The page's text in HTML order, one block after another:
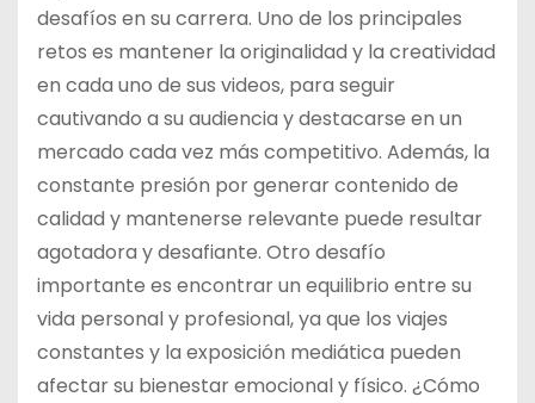
desafíos en su carrera. Uno de los principales
retos es mantener la originalidad y la creatividad
en cada uno de sus videos, para seguir
cautivando a su audiencia y destacarse en un
mercado cada vez más competitivo. Además, la
constante presión por generar contenido de
calidad y mantenerse relevante puede resultar
agotadora y desafiante. Otro desafío
importante es encontrar un equilibrio entre su
vida personal y profesional, ya que los viajes
constantes y la exposición mediática pueden
afectar su bienestar emocional y físico. ¿Cómo